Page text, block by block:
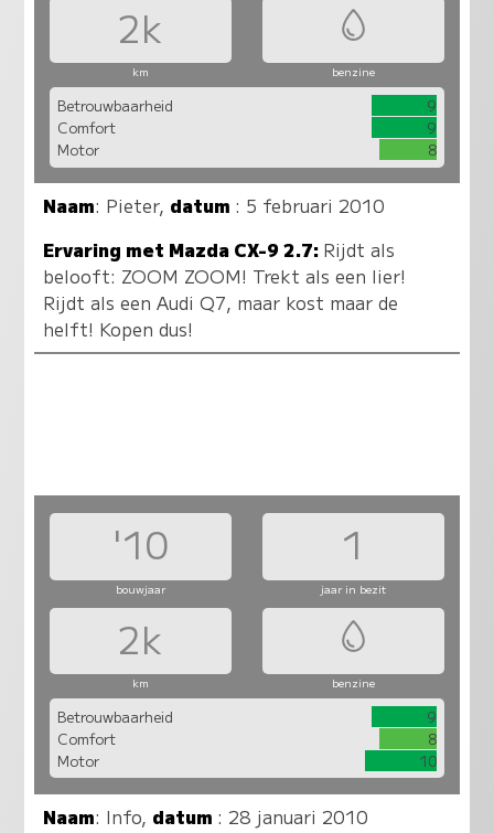
2k
km benzine
Betrouwbaarheid
9
Comfort
9
Motor
8
Naam: Pieter, datum : 5 februari 2010
Ervaring met Mazda CX-9 2.7: Rijdt als
belooft: ZOOM ZOOM! Trekt als een lier!
Rijdt als een Audi Q7, maar kost maar de
helft! Kopen dus!
'10 1
bouwjaar jaar in bezit
2k
km benzine
Betrouwbaarheid
9
Comfort
8
Motor
10
Naam: Info, datum : 28 januari 2010